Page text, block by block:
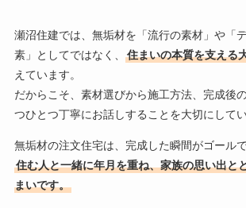
瀬沼住建では、無垢材を「流行の素材」や「
素」としてではなく、
住まいの本質を支える
えています。
だからこそ、素材選びから施工方法、完成後
つひとつ丁寧にお話しすることを大切にしてい
無垢材の注文住宅は、完成した瞬間がゴール
住む人と一緒に年月を重ね、家族の思い出と
まいです。